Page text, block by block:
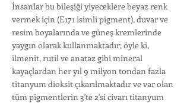
İnsanlar bu bileşiği yiyeceklere beyaz renk
vermek için (E171 isimli pigment), duvar ve
resim boyalarında ve güneş kremlerinde
yaygın olarak kullanmaktadır; öyle ki,
ilmenit, rutil ve anataz gibi mineral
kayaçlardan her yıl 9 milyon tondan fazla
titanyum dioksit çıkarılmaktadır ve var olan
tüm pigmentlerin 3'te 2'si civarı titanyum